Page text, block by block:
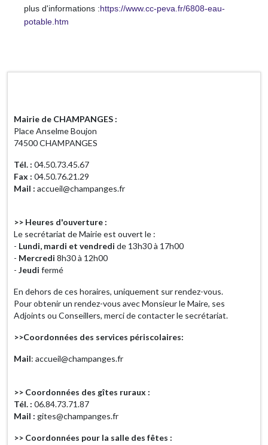
plus d'informations :https://www.cc-peva.fr/6808-eau-
potable.htm
Mairie de CHAMPANGES :
Place Anselme Boujon
74500 CHAMPANGES
Tél. : 04.50.73.45.67
Fax : 04.50.76.21.29
Mail : accueil@champanges.fr
>> Heures d'ouverture :
Le secrétariat de Mairie est ouvert le :
- Lundi, mardi et vendredi de 13h30 à 17h00
- Mercredi 8h30 à 12h00
- Jeudi fermé
En dehors de ces horaires, uniquement sur rendez-vous.
Pour obtenir un rendez-vous avec Monsieur le Maire, ses
Adjoints ou Conseillers, merci de contacter le secrétariat.
>>Coordonnées des services périscolaires:
Mail: accueil@champanges.fr
>> Coordonnées des gîtes ruraux :
Tél. : 06.84.73.71.87
Mail : gites@champanges.fr
>> Coordonnées pour la salle des fêtes :